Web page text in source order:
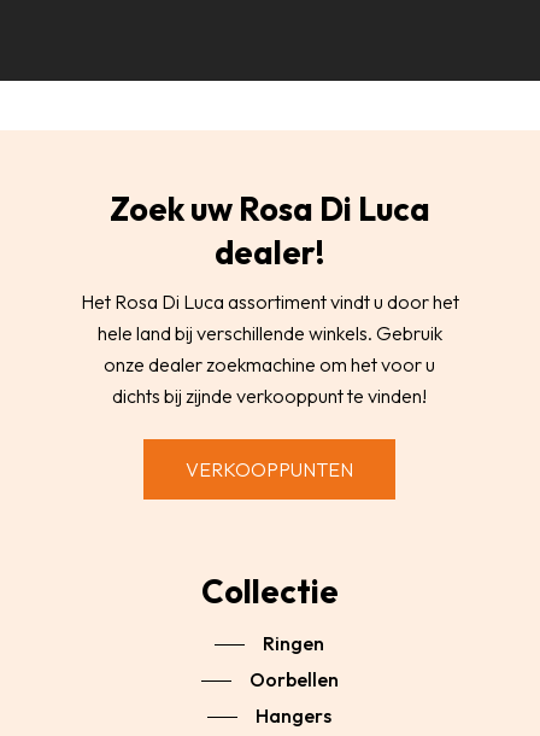
Zoek uw Rosa Di Luca
dealer!
Het Rosa Di Luca assortiment vindt u door het
hele land bij verschillende winkels. Gebruik
onze dealer zoekmachine om het voor u
dichts bij zijnde verkooppunt te vinden!
VERKOOPPUNTEN
Collectie
Ringen
Oorbellen
Hangers